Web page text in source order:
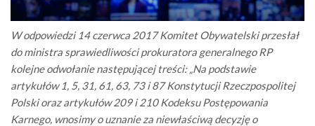
W odpowiedzi 14 czerwca 2017 Komitet Obywatelski przesłał
do ministra sprawiedliwości prokuratora generalnego RP
kolejne odwołanie następującej treści: „Na podstawie
artykułów 1, 5, 31, 61, 63, 73 i 87 Konstytucji Rzeczpospolitej
Polski oraz artykułów 209 i 210 Kodeksu Postępowania
Karnego, wnosimy o uznanie za niewłaściwą decyzję o